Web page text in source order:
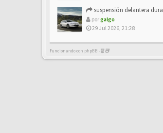
suspensión delantera dura
porgalgo
29 Jul 2026, 21:28
Funcionando con phpBB -